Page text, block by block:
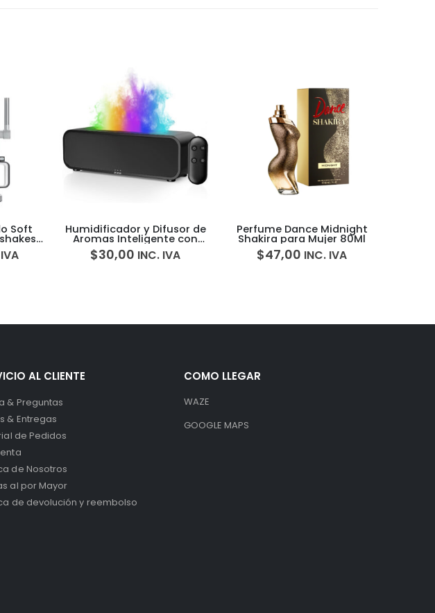
de
con
Perfume Dance Midnight
Shakira para Mujer 80Ml
$47,00 INC. IVA
Perfume Carolina Herrera
Goodgirl Blush Elixir Woman
50-100ml
165,00- $ 201,00
& Preguntas
al por Mayor